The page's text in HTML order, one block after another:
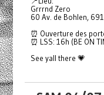
Grrrnd Zero
60 Av. de Bohlen,
⏰ Ouverture des
⏰ LSS: 16h (BE ON
See yall there 💗